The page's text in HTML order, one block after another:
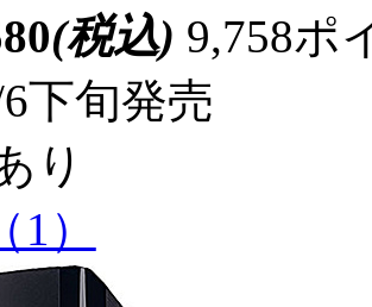
(税込) 9,758ポ
下旬発売
り
（1）